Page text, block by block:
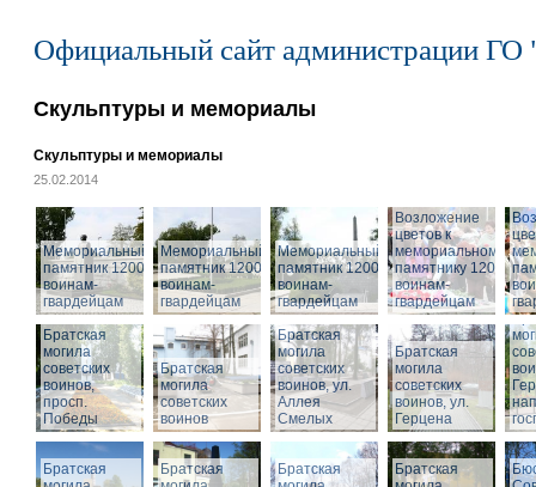
Официальный сайт администрации ГО
Скульптуры и мемориалы
Скульптуры и мемориалы
25.02.2014
Мемориальный
памятник 1200
воинам-
гвардейцам
Мемориальный
памятник 1200
воинам-
гвардейцам
Мемориальный
памятник 1200
воинам-
гвардейцам
Возложение
цветов к
мемориальному
памятнику 1200
воинам-
гвардейцам
Братская
могила
советских
воинов,
просп.
Победы
Братская
могила
советских
воинов
Братская
могила
советских
воинов, ул.
Аллея
Смелых
Братская
могила
советских
воинов, ул.
Герцена
Братская
Братская
Братская
Братская